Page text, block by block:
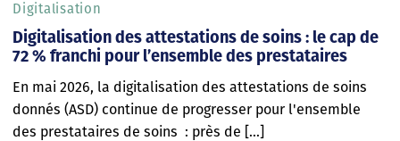
Digitalisation des attestations de soins : le cap de
72 % franchi pour l’ensemble des prestataires
En mai 2026, la digitalisation des attestations de soins
donnés (ASD) continue de progresser pour l'ensemble
des prestataires de soins : près de [...]
Digitalisation